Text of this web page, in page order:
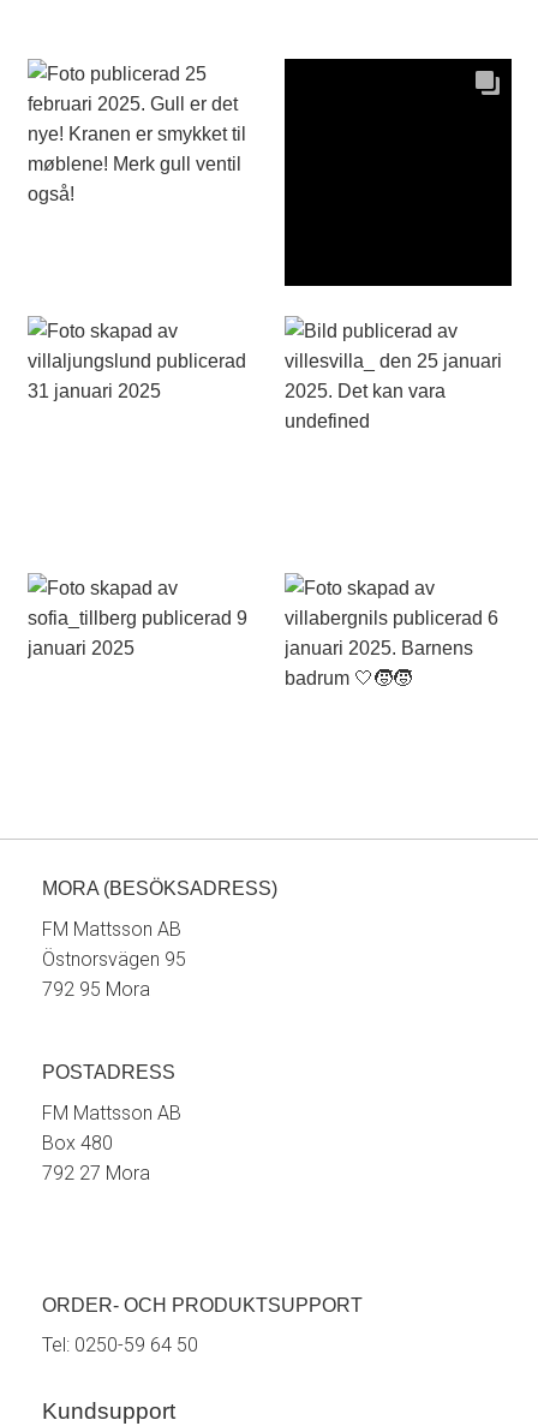
MORA (BESÖKSADRESS)
FM Mattsson AB
Östnorsvägen 95
792 95 Mora
POSTADRESS
FM Mattsson AB
Box 480
792 27 Mora
ORDER- OCH PRODUKTSUPPORT
Tel: 0250-59 64 50
Kundsupport